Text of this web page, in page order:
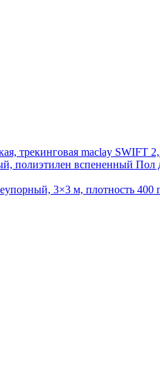
трекинговая maclay SWIFT
Пол
3×3 м, плотность